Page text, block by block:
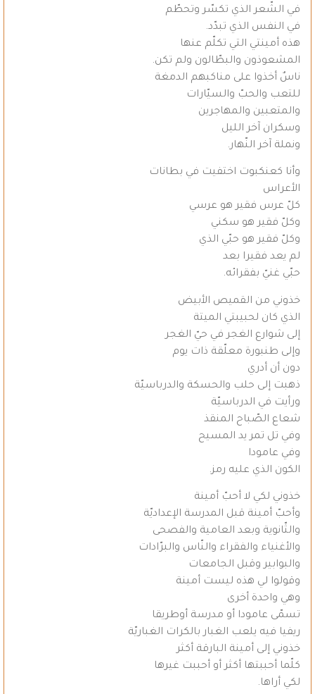
في الشّعر الذي تكسّر وتحطّم
في النفس الذي تبدّد.
هذه أمينتي التي تكلّم عنها
المشعوذون والبطّالون ولم تكن.
ناسٌ أخذوا على مناكبهم الدمغة
للتعب والحبّ والسيّارات
والمتعبين والمهاجرين
وسكران آخر الليل
ونملة آخر النّهار.
وأنا كعنكبوت اختفيت في بطانات
الأعراس
كلّ عرس فقير هو عرسي
وكلّ فقير هو سكني
وكلّ فقير هو حبّي الذي
لم يعد فقيرا بعد
حبّي غنيّ بفقرائه.
خذوني من القميص الأبيض
الذي كان لحبيبتي الميتة
إلى شوارع الغجر في حيّ الغجر
وإلى طنبورة معلّقة ذات يوم
دون أن أدري
ذهبت إلى حلب والحسكة والدرباسيّة
ورأيت في الدرباسيّة
شعاع الصّباح المنقذ
وفي تل تمر يد المسيح
وفي عامودا
الكون الذي عليه رمز.
خذوني لكي لا أحبّ أمينة
وأحبّ أمينة قبل المدرسة الإعداديّة
والثّانوية وبعد العامية والفصحى
والأغنياء والفقراء والنّاس والبرّادات
والبوابير وقبل الجامعات
وقولوا لي هذه ليست أمينة
وهي واحدة أخرى
تسمّى عامودا أو مدرسة أوطريقا
ريفيا فيه يلعب الغبار بالكرات الغباريّة
خذوني إلى أمينة البارقة أكثر
كلّما أحببتها أكثر أو أحببت غيرها
لكي أراها.